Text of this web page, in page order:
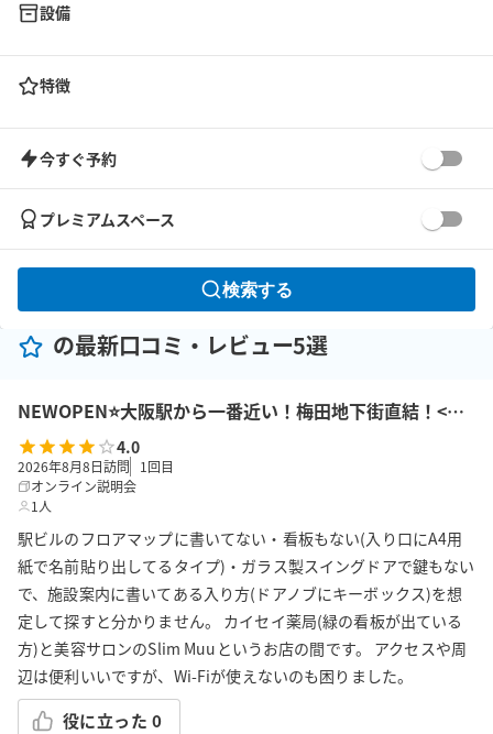
設備
特徴
今すぐ予約
プレミアムスペース
検索する
の最新口コミ・レビュー5選
NEWOPEN⭐️大阪駅から一番近い！梅田地下街直結！<めっちゃええ01大阪モダン会議室>アクセス抜群！大阪駅前第１ビル２F！【最大8名収容】
4.0
2026年8月8日訪問 1 回目
オンライン説明会
1人
駅ビルのフロアマップに書いてない・看板もない(入り口にA4用
紙で名前貼り出してるタイプ)・ガラス製スイングドアで鍵もない
で、施設案内に書いてある入り方(ドアノブにキーボックス)を想
定して探すと分かりません。 カイセイ薬局(緑の看板が出ている
方)と美容サロンのSlim Muuというお店の間です。 アクセスや周
辺は便利いいですが、Wi-Fiが使えないのも困りました。
役に立った 0